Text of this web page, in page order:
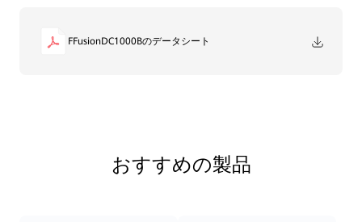
FFusionDC1000Bのデータシート
おすすめの製品